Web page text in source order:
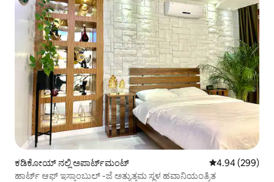
ಕಡಿಕೋಯ್ ನಲ್ಲಿ ಅಪಾರ್ಟ್‌ಮಂಟ್ 5 ರಲ್ಲಿ 4.94
4.94 (299)
ಹಾರ್ಟ್ ಆಫ್ ಇಸ್ತಾಂಬುಲ್ -ಜೆ ಅತ್ಯುತ್ತಮ ಸ್ಥಳ ಹವಾನಿಯಂತ್ರಿತ